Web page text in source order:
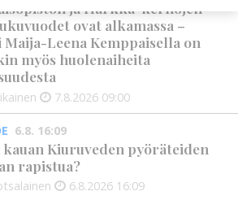
ja Harkka-kerhojen
ovat alkamassa –
Leena Kemppaisella on
myös huolenaiheita
7.8.2026 09:00
6.8. 16:09
Kiuruveden pyöräteiden
rapistua?
6.8.2026 16:09